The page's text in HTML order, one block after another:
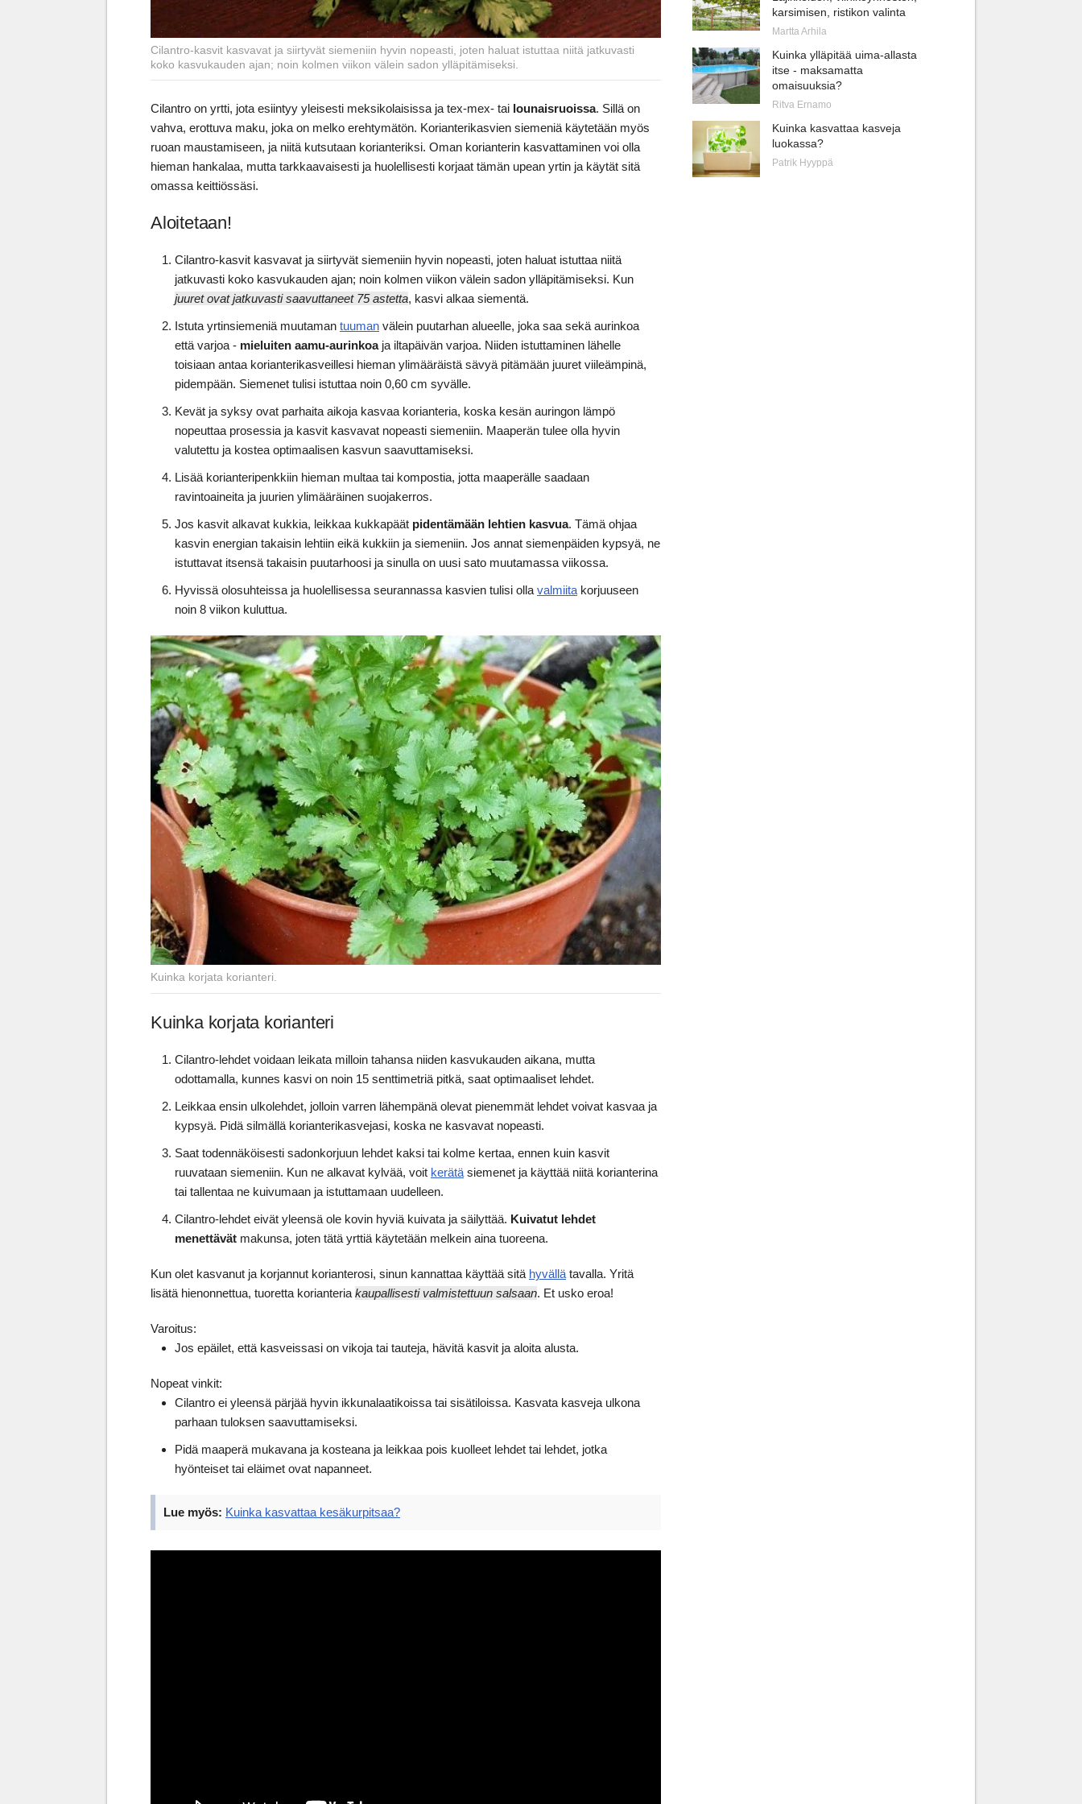
Cilantro-kasvit kasvavat ja siirtyvät siemeniin hyvin nopeasti, joten haluat istuttaa niitä jatkuvasti
koko kasvukauden ajan; noin kolmen viikon välein sadon ylläpitämiseksi.
Cilantro on yrtti, jota esiintyy yleisesti meksikolaisissa ja tex-mex- tai lounaisruoissa. Sillä on
vahva, erottuva maku, joka on melko erehtymätön. Korianterikasvien siemeniä käytetään myös
ruoan maustamiseen, ja niitä kutsutaan korianteriksi. Oman korianterin kasvattaminen voi olla
hieman hankalaa, mutta tarkkaavaisesti ja huolellisesti korjaat tämän upean yrtin ja käytät sitä
omassa keittiössäsi.
Aloitetaan!
Cilantro-kasvit kasvavat ja siirtyvät siemeniin hyvin nopeasti, joten haluat istuttaa niitä
jatkuvasti koko kasvukauden ajan; noin kolmen viikon välein sadon ylläpitämiseksi. Kun
juuret ovat jatkuvasti saavuttaneet 75 astetta, kasvi alkaa siementä.
Istuta yrtinsiemeniä muutaman tuuman välein puutarhan alueelle, joka saa sekä aurinkoa
että varjoa - mieluiten aamu-aurinkoaja iltapäivän varjoa. Niiden istuttaminen lähelle
toisiaan antaa korianterikasveillesi hieman ylimääräistä sävyä pitämään juuret viileämpinä,
pidempään. Siemenet tulisi istuttaa noin 0,60 cm syvälle.
Kevät ja syksy ovat parhaita aikoja kasvaa korianteria, koska kesän auringon lämpö
nopeuttaa prosessia ja kasvit kasvavat nopeasti siemeniin. Maaperän tulee olla hyvin
valutettu ja kostea optimaalisen kasvun saavuttamiseksi.
Lisää korianteripenkkiin hieman multaa tai kompostia, jotta maaperälle saadaan
ravintoaineita ja juurien ylimääräinen suojakerros.
Jos kasvit alkavat kukkia, leikkaa kukkapäät pidentämään lehtien kasvua. Tämä ohjaa
kasvin energian takaisin lehtiin eikä kukkiin ja siemeniin. Jos annat siemenpäiden kypsyä, ne
istuttavat itsensä takaisin puutarhoosi ja sinulla on uusi sato muutamassa viikossa.
Hyvissä olosuhteissa ja huolellisessa seurannassa kasvien tulisi olla valmiita korjuuseen
noin 8 viikon kuluttua.
Kuinka korjata korianteri.
Kuinka korjata korianteri
Cilantro-lehdet voidaan leikata milloin tahansa niiden kasvukauden aikana, mutta
odottamalla, kunnes kasvi on noin 15 senttimetriä pitkä, saat optimaaliset lehdet.
Leikkaa ensin ulkolehdet, jolloin varren lähempänä olevat pienemmät lehdet voivat kasvaa ja
kypsyä. Pidä silmällä korianterikasvejasi, koska ne kasvavat nopeasti.
Saat todennäköisesti sadonkorjuun lehdet kaksi tai kolme kertaa, ennen kuin kasvit
ruuvataan siemeniin. Kun ne alkavat kylvää, voit kerätä siemenet ja käyttää niitä korianterina
tai tallentaa ne kuivumaan ja istuttamaan uudelleen.
Cilantro-lehdet eivät yleensä ole kovin hyviä kuivata ja säilyttää. Kuivatut lehdet
menettävät makunsa, joten tätä yrttiä käytetään melkein aina tuoreena.
Kun olet kasvanut ja korjannut korianterosi, sinun kannattaa käyttää sitä hyvällä tavalla. Yritä
lisätä hienonnettua, tuoretta korianteria kaupallisesti valmistettuun salsaan. Et usko eroa!
Varoitus:
Jos epäilet, että kasveissasi on vikoja tai tauteja, hävitä kasvit ja aloita alusta.
Nopeat vinkit:
Cilantro ei yleensä pärjää hyvin ikkunalaatikoissa tai sisätiloissa. Kasvata kasveja ulkona
parhaan tuloksen saavuttamiseksi.
Pidä maaperä mukavana ja kosteana ja leikkaa pois kuolleet lehdet tai lehdet, jotka
hyönteiset tai eläimet ovat napanneet.
Lue myös: Kuinka kasvattaa kesäkurpitsaa?
karsimisen, ristikon valinta
Martta Arhila
Kuinka ylläpitää uima-allasta
itse - maksamatta
omaisuuksia?
Ritva Ernamo
Kuinka kasvattaa kasveja
luokassa?
Patrik Hyyppä